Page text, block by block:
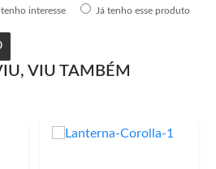
tenho interesse Já tenho esse produto
VIU TAMBÉM